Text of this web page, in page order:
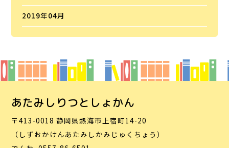
2019年04月
あたみしりつとしょかん
〒413-0018 静岡県熱海市上宿町14-20
（しずおかけんあたみしかみじゅくちょう）